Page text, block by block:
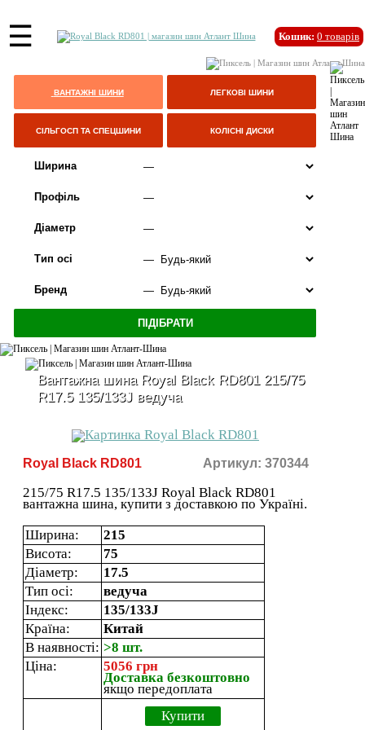
☰ Кошик: 0 товарів
ВАНТАЖНІ ШИНИ ЛЕГКОВІ ШИНИ
СІЛЬГОСП ТА СПЕЦШИНИ КОЛІСНІ ДИСКИ
Ширина
Профіль
Діаметр
Тип осі
Бренд
Вантажна шина Royal Black RD801 215/75
R17.5 135/133J ведуча
Royal Black RD801 Артикул: 370344
215/75 R17.5 135/133J Royal Black RD801
вантажна шина, купити з доставкою по Україні.
Ширина:
215
Висота:
75
Діаметр:
17.5
Тип осі:
ведуча
Індекс:
135/133J
Країна:
Китай
В наявності: >8 шт.
Ціна:
5056 грн
Доставка безкоштовно
якщо передоплата
Купити